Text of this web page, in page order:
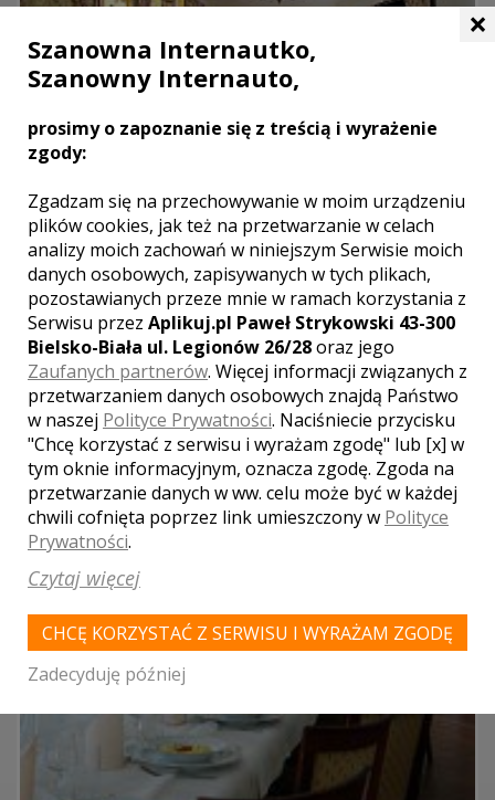
ŁÓDŹ
LOKALE WESELNE Z MIASTAMAŁKÓW
WYNIKÓW:
×
Szanowna Internautko,
Szanowny Internauto,
prosimy o zapoznanie się z treścią i wyrażenie
zgody:
Zgadzam się na przechowywanie w moim urządzeniu
plików cookies, jak też na przetwarzanie w celach
analizy moich zachowań w niniejszym Serwisie moich
danych osobowych, zapisywanych w tych plikach,
pozostawianych przeze mnie w ramach korzystania z
Serwisu przez Aplikuj.pl Paweł Strykowski 43-300
Bielsko-Biała ul. Legionów 26/28oraz jego
Zaufanych partnerów. Więcej informacji związanych z
przetwarzaniem danych osobowych znajdą Państwo
w naszej Polityce Prywatności. Naciśniecie przycisku
"Chcę korzystać z serwisu i wyrażam zgodę" lub [x] w
tym oknie informacyjnym, oznacza zgodę. Zgoda na
przetwarzanie danych w ww. celu może być w każdej
chwili cofnięta poprzez link umieszczony w Polityce
Prywatności.
Czytaj więcej
CHCĘ KORZYSTAĆ Z SERWISU I WYRAŻAM ZGODĘ
Zadecyduję później